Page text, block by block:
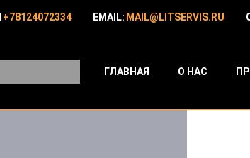
+78124072334 EMAIL: MAIL@LITSERVIS.RU
ГЛАВНАЯ О НАС